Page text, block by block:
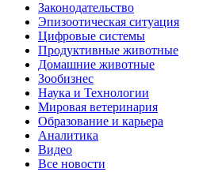
Законодательство
Эпизоотическая ситуация
Цифровые системы
Продуктивные животные
Домашние животные
Зообизнес
Наука и Технологии
Мировая ветеринария
Образование и карьера
Аналитика
Видео
Все новости